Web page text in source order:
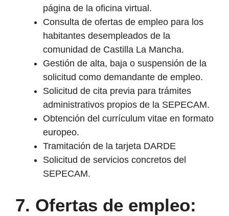
página de la oficina virtual.
Consulta de ofertas de empleo para los
habitantes desempleados de la
comunidad de Castilla La Mancha.
Gestión de alta, baja o suspensión de la
solicitud como demandante de empleo.
Solicitud de cita previa para trámites
administrativos propios de la SEPECAM.
Obtención del currículum vitae en formato
europeo.
Tramitación de la tarjeta DARDE
Solicitud de servicios concretos del
SEPECAM.
7. Ofertas de empleo: